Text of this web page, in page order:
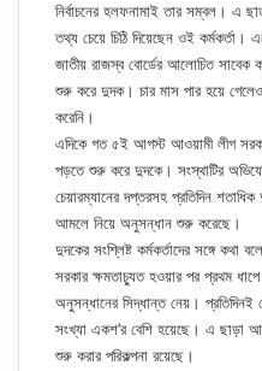
নির্বাচনের হলফনামাই তার সম্বল। এ
তথ্য চেয়ে চিঠি দিয়েছেন ওই
জাতীয় রাজস্ব বোর্ডের আলোচিত সাবেক
শুরু করে দুদক। চার মাস পার হয়ে
করেনি।
এদিকে গত ৫ই আগস্ট আওয়ামী লীগ
পড়তে শুরু করে দুদকে। সংস্থাটির
চেয়ারম্যানের দপ্তরসহ প্রতিদিন
আমলে নিয়ে অনুসন্ধান শুরু করেছে।
দুদকের সংশ্লিষ্ট কর্মকর্তাদের সঙ্গে
সরকার ক্ষমতাচ্যুত হওয়ার পর প্রথম
অনুসন্ধানের সিদ্ধান্ত নেয়।
সংখ্যা একশ’র বেশি হয়েছে। এ ছাড়া
শুরু করার পরিকল্পনা রয়েছে।